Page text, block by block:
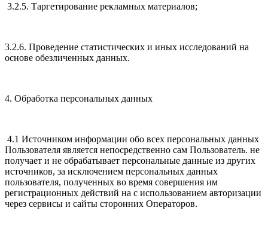
3.2.5. Таргетирование рекламных материалов;
3.2.6. Проведение статистических и иных исследований на
основе обезличенных данных.
4. Обработка персональных данных
4.1 Источником информации обо всех персональных данных
Пользователя является непосредственно сам Пользователь. не
получает и не обрабатывает персональные данные из других
источников, за исключением персональных данных
пользователя, полученных во время совершения им
регистрационных действий на с использованием авторизации
через сервисы и сайты сторонних Операторов.